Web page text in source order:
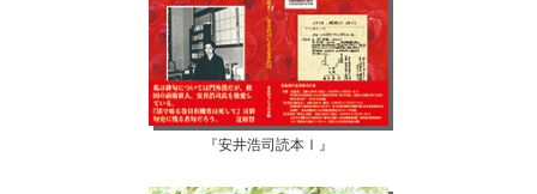
『安井浩司読本Ⅰ』